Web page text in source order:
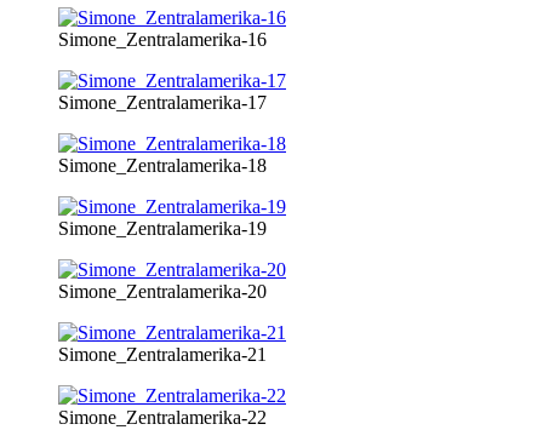
Simone_Zentralamerika-16
Simone_Zentralamerika-17
Simone_Zentralamerika-18
Simone_Zentralamerika-19
Simone_Zentralamerika-20
Simone_Zentralamerika-21
Simone_Zentralamerika-22